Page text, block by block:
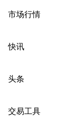
市场行情
快讯
头条
交易工具